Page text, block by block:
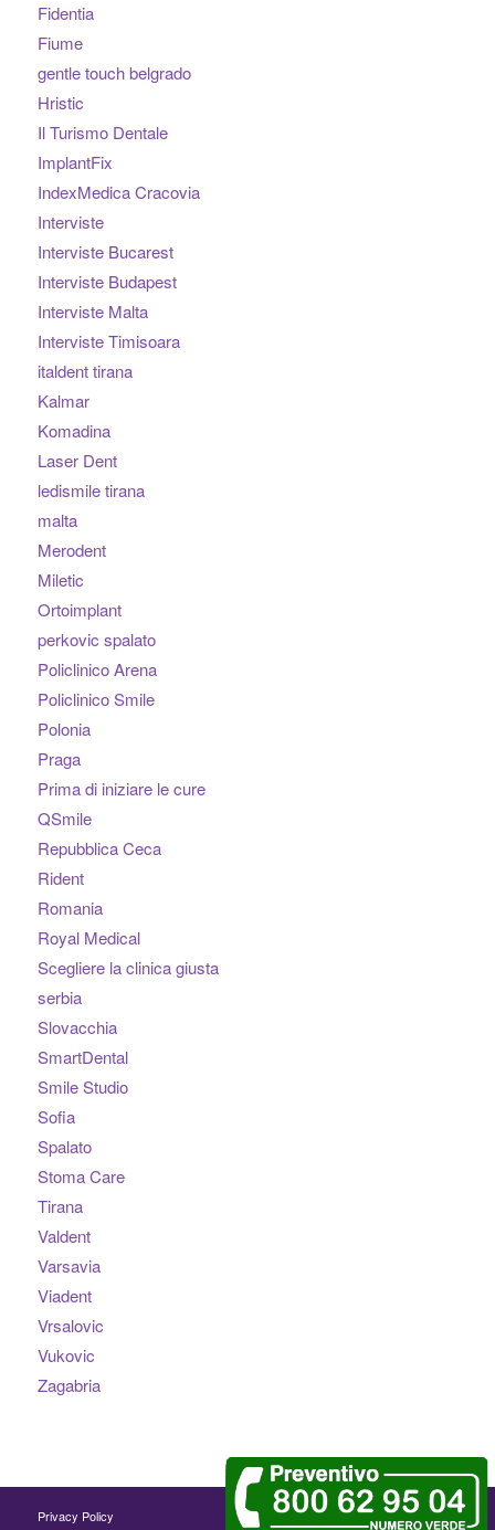
Fidentia
Fiume
gentle touch belgrado
Hristic
Il Turismo Dentale
ImplantFix
IndexMedica Cracovia
Interviste
Interviste Bucarest
Interviste Budapest
Interviste Malta
Interviste Timisoara
italdent tirana
Kalmar
Komadina
Laser Dent
ledismile tirana
malta
Merodent
Miletic
Ortoimplant
perkovic spalato
Policlinico Arena
Policlinico Smile
Polonia
Praga
Prima di iniziare le cure
QSmile
Repubblica Ceca
Rident
Romania
Royal Medical
Scegliere la clinica giusta
serbia
Slovacchia
SmartDental
Smile Studio
Sofia
Spalato
Stoma Care
Tirana
Valdent
Varsavia
Viadent
Vrsalovic
Vukovic
Zagabria
Privacy Policy